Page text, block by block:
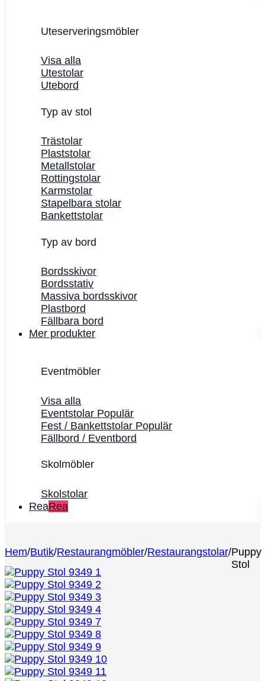
Uteserveringsmöbler
Visa alla
Utestolar
Utebord
Typ av stol
Trästolar
Plaststolar
Metallstolar
Rottingstolar
Karmstolar
Stapelbara stolar
Bankettstolar
Typ av bord
Bordsskivor
Bordsstativ
Massiva bordsskivor
Plastbord
Fällbara bord
Mer produkter
Eventmöbler
Visa alla
Eventstolar
Fest / Bankettstolar
Fällbord / Eventbord
Skolmöbler
Skolstolar
Rea
Hem/Butik/Restaurangmöbler/Restaurangstolar/Puppy
Stol